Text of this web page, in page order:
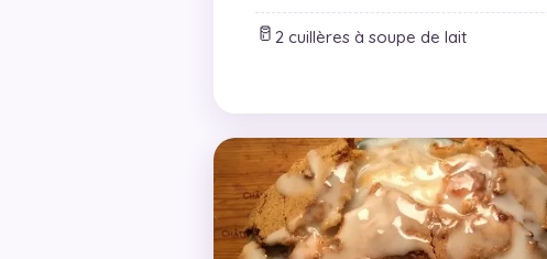
🥛 2 cuillères à soupe de lait